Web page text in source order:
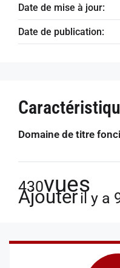
Date de mise à jour:
Date de publication:
Domaine de titre
430vues
Ajouteril y a